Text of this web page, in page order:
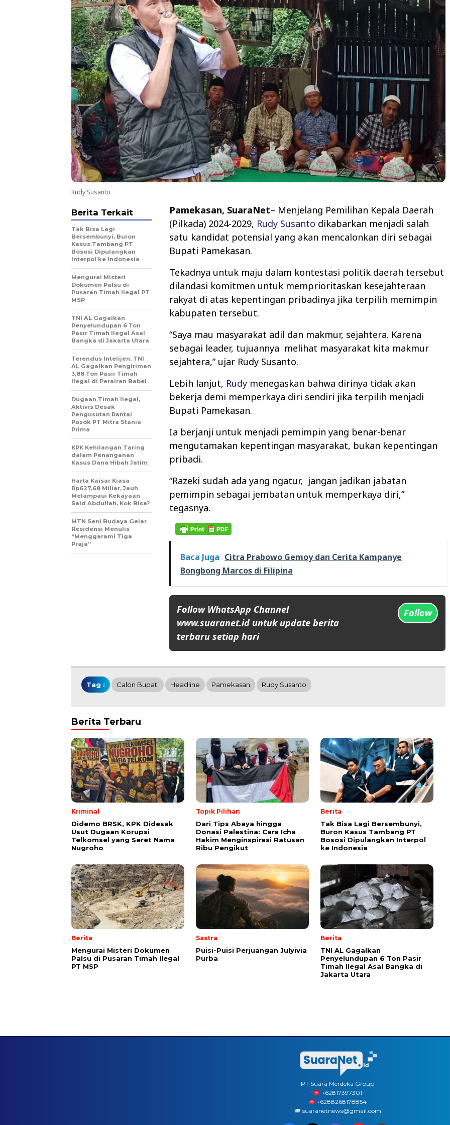
Rudy Susanto
Pamekasan, SuaraNet– Menjelang Pemilihan Kepala Daerah
(Pilkada) 2024-2029, Rudy Susanto dikabarkan menjadi salah
satu kandidat potensial yang akan mencalonkan diri sebagai
Bupati Pamekasan.
Tekadnya untuk maju dalam kontestasi politik daerah tersebut
dilandasi komitmen untuk memprioritaskan kesejahteraan
rakyat di atas kepentingan pribadinya jika terpilih memimpin
kabupaten tersebut.
“Saya mau masyarakat adil dan makmur, sejahtera. Karena
sebagai leader, tujuannya melihat masyarakat kita makmur
sejahtera,” ujar Rudy Susanto.
Lebih lanjut, Rudy menegaskan bahwa dirinya tidak akan
bekerja demi memperkaya diri sendiri jika terpilih menjadi
Bupati Pamekasan.
Ia berjanji untuk menjadi pemimpin yang benar-benar
mengutamakan kepentingan masyarakat, bukan kepentingan
pribadi.
“Razeki sudah ada yang ngatur, jangan jadikan jabatan
pemimpin sebagai jembatan untuk memperkaya diri,”
tegasnya.
Baca Juga Citra Prabowo Gemoy dan Cerita Kampanye
Bongbong Marcos di Filipina
Follow WhatsApp Channel
www.suaranet.id untuk update berita
terbaru setiap hari
Follow
Berita Terkait
Tak Bisa Lagi
Bersembunyi, Buron
Kasus Tambang PT
Bososi Dipulangkan
Interpol ke Indonesia
Mengurai Misteri
Dokumen Palsu di
Pusaran Timah Ilegal PT
MSP
TNI AL Gagalkan
Penyelundupan 6 Ton
Pasir Timah Ilegal Asal
Bangka di Jakarta Utara
Terendus Intelijen, TNI
AL Gagalkan Pengiriman
3,88 Ton Pasir Timah
Ilegal di Perairan Babel
Dugaan Timah Ilegal,
Aktivis Desak
Pengusutan Rantai
Pasok PT Mitra Stania
Prima
KPK Kehilangan Taring
dalam Penanganan
Kasus Dana Hibah Jatim
Harta Kaisar Kiasa
Rp627,68 Miliar, Jauh
Melampaui Kekayaan
Said Abdullah, Kok Bisa?
MTN Seni Budaya Gelar
Residensi Menulis
“Menggarami Tiga
Praja”
Tag : Calon Bupati Headline Pamekasan Rudy Susanto
Berita Terbaru
Kriminal
Didemo BRSK, KPK Didesak
Usut Dugaan Korupsi
Telkomsel yang Seret Nama
Nugroho
Topik Pilihan
Dari Tips Abaya hingga
Donasi Palestina: Cara Icha
Hakim Menginspirasi Ratusan
Ribu Pengikut
Berita
Tak Bisa Lagi Bersembunyi,
Buron Kasus Tambang PT
Bososi Dipulangkan Interpol
ke Indonesia
Berita
Mengurai Misteri Dokumen
Palsu di Pusaran Timah Ilegal
PT MSP
Sastra
Puisi-Puisi Perjuangan Julyivia
Purba
Berita
TNI AL Gagalkan
Penyelundupan 6 Ton Pasir
Timah Ilegal Asal Bangka di
Jakarta Utara
PT Suara Merdeka Group
‪+62817397301
+6288268178854
suaranetnews@gmail.com